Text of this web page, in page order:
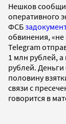
Нешков
оперативного
ФСБ
обвинения, «не
Telegram
1 млн рублей, а
рублей.
половину
связи с
говорится в